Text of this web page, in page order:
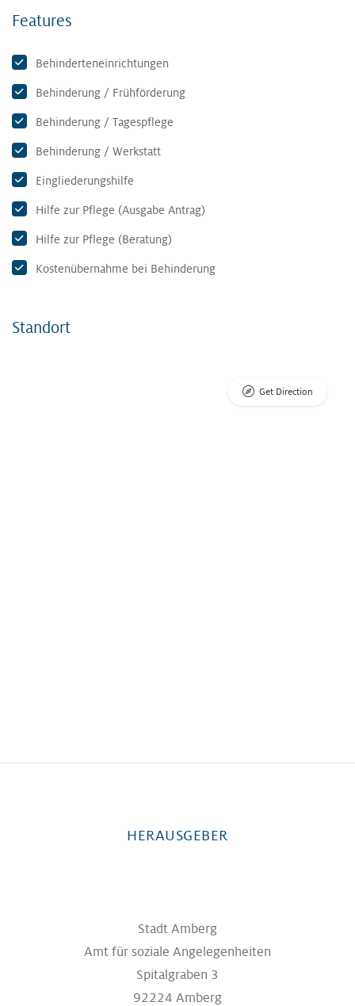
Features
Behinderteneinrichtungen
Behinderung / Frühförderung
Behinderung / Tagespflege
Behinderung / Werkstatt
Eingliederungshilfe
Hilfe zur Pflege (Ausgabe Antrag)
Hilfe zur Pflege (Beratung)
Kostenübernahme bei Behinderung
Standort
Get Direction
HERAUSGEBER
Stadt Amberg
Amt für soziale Angelegenheiten
Spitalgraben 3
92224 Amberg